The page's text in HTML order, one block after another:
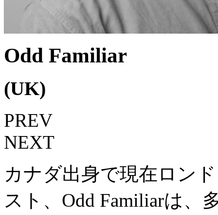
Odd Familiar
(UK)
PREV
NEXT
カナダ出身で現在ロン
スト、Odd Familiarは、